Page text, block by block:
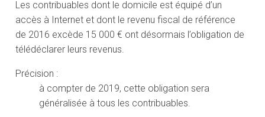
Les contribuables dont le domicile est équipé d’un
accès à Internet et dont le revenu fiscal de référence
de 2016 excède 15 000 € ont désormais l’obligation de
télédéclarer leurs revenus.
Précision :
à compter de 2019, cette obligation sera
généralisée à tous les contribuables.